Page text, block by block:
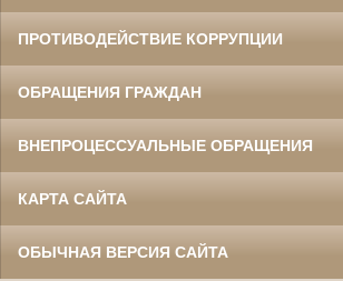
ПРОТИВОДЕЙСТВИЕ КОРРУПЦИИ
ОБРАЩЕНИЯ ГРАЖДАН
ВНЕПРОЦЕССУАЛЬНЫЕ ОБРАЩЕНИЯ
КАРТА САЙТА
ОБЫЧНАЯ ВЕРСИЯ САЙТА